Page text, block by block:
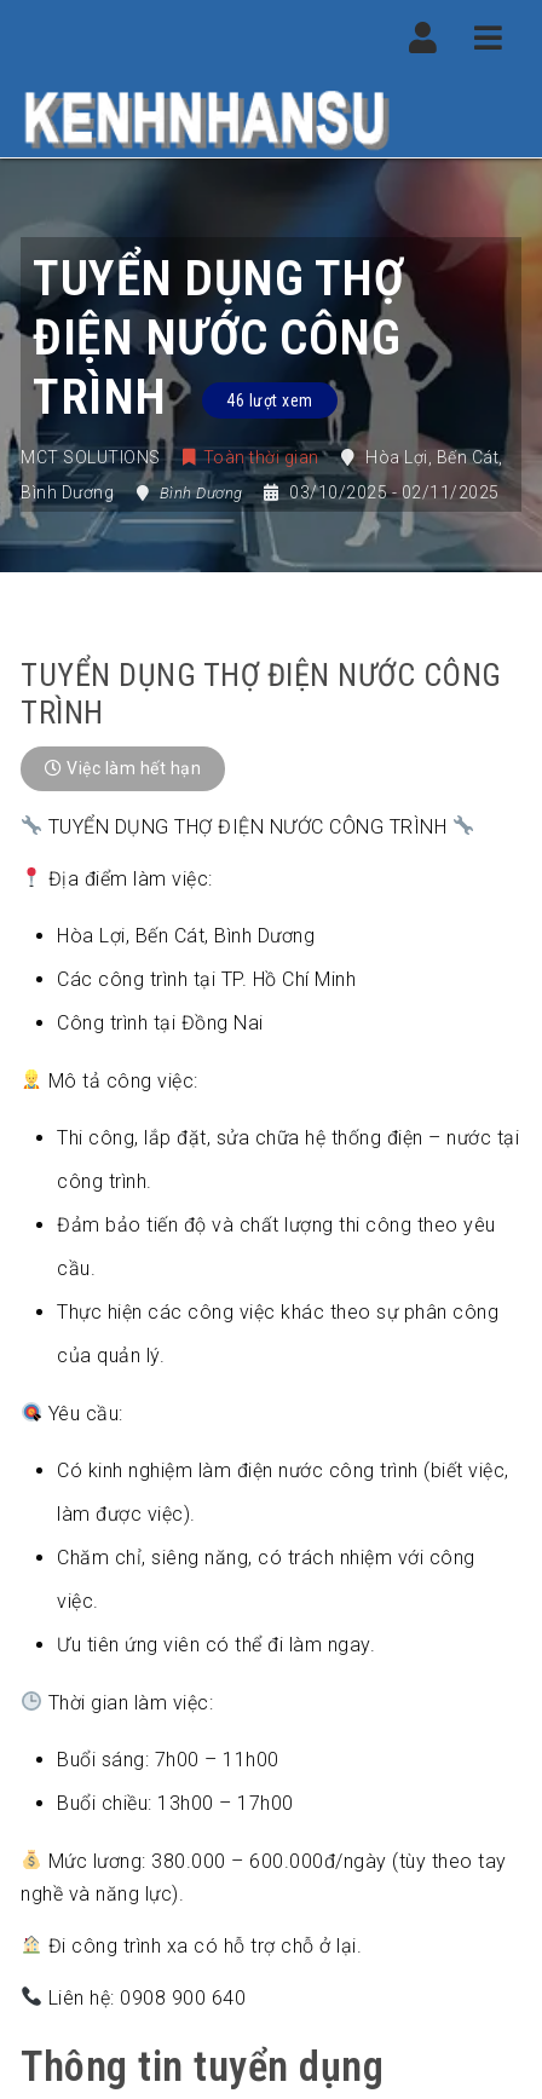
TUYỂN DỤNG THỢ
ĐIỆN NƯỚC CÔNG
TRÌNH
46 lượt xem
MCT SOLUTIONS Toàn thời gian Hòa Lợi Bến Cát,
Bình Dương
Bình Dương 03/10/2025- 02/11/2025
TUYỂN DỤNG THỢ ĐIỆN NƯỚC CÔNG
TRÌNH
Việc làm hết hạn
TUYỂN DỤNG THỢ ĐIỆN NƯỚC CÔNG TRÌNH
Địa điểm làm việc:
Hòa Lợi, Bến Cát, Bình Dương
Các công trình tại TP. Hồ Chí Minh
Công trình tại Đồng Nai
Mô tả công việc:
Thi công, lắp đặt, sửa chữa hệ thống điện – nước tại
công trình.
Đảm bảo tiến độ và chất lượng thi công theo yêu
cầu.
Thực hiện các công việc khác theo sự phân công
của quản lý.
Yêu cầu:
Có kinh nghiệm làm điện nước công trình (biết việc,
làm được việc).
Chăm chỉ, siêng năng, có trách nhiệm với công
việc.
Ưu tiên ứng viên có thể đi làm ngay.
Thời gian làm việc:
Buổi sáng: 7h00 – 11h00
Buổi chiều: 13h00 – 17h00
Mức lương: 380.000 – 600.000đ/ngày (tùy theo tay
nghề và năng lực).
Đi công trình xa có hỗ trợ chỗ ở lại.
Liên hệ: 0908 900 640
Thông tin tuyển dụng